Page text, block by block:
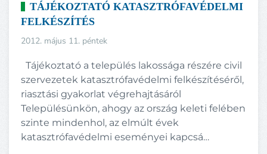
TÁJÉKOZTATÓ KATASZTRÓFAVÉDELMI
FELKÉSZÍTÉS
2012. május 11. péntek
Tájékoztató a település lakossága részére civil
szervezetek katasztrófavédelmi felkészítéséről,
riasztási gyakorlat végrehajtásáról
Településünkön, ahogy az ország keleti felében
szinte mindenhol, az elmúlt évek
katasztrófavédelmi eseményei kapcsá…